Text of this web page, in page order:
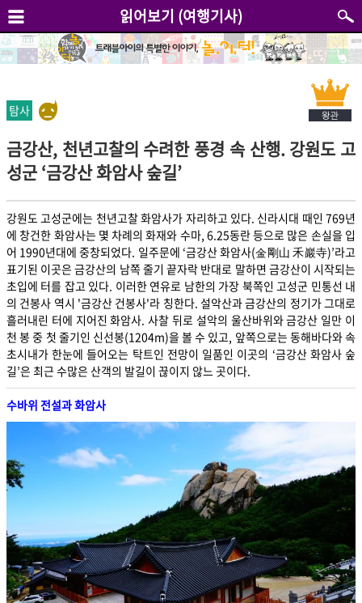
읽어보기 (여행기사)
탐사
금강산, 천년고찰의 수려한 풍경 속 산행. 강원도 고
성군 ‘금강산 화암사 숲길’
강원도 고성군에는 천년고찰 화암사가 자리하고 있다. 신라시대 때인 769년
에 창건한 화암사는 몇 차례의 화재와 수마, 6.25동란 등으로 많은 손실을 입
어 1990년대에 중창되었다. 일주문에 ‘금강산 화암사(金剛山 禾巖寺)’라고
표기된 이곳은 금강산의 남쪽 줄기 끝자락 반대로 말하면 금강산이 시작되는
초입에 터를 잡고 있다. 이러한 연유로 남한의 가장 북쪽인 고성군 민통선 내
의 건봉사 역시 '금강산 건봉사'라 칭한다. 설악산과 금강산의 정기가 그대로
흘러내린 터에 지어진 화암사. 사찰 뒤로 설악의 울산바위와 금강산 일만 이
천 봉 중 첫 줄기인 신선봉(1204m)을 볼 수 있고, 앞쪽으로는 동해바다와 속
초시내가 한눈에 들어오는 탁트인 전망이 일품인 이곳의 ‘금강산 화암사 숲
길’은 최근 수많은 산객의 발길이 끊이지 않느 곳이다.
수바위 전설과 화암사